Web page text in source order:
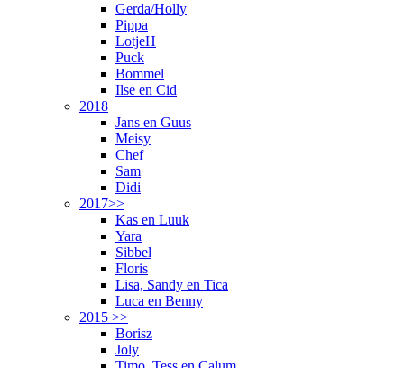
Gerda/Holly
Pippa
LotjeH
Puck
Bommel
Ilse en Cid
2018
Jans en Guus
Meisy
Chef
Sam
Didi
2017>>
Kas en Luuk
Yara
Sibbel
Floris
Lisa, Sandy en Tica
Luca en Benny
2015 >>
Borisz
Joly